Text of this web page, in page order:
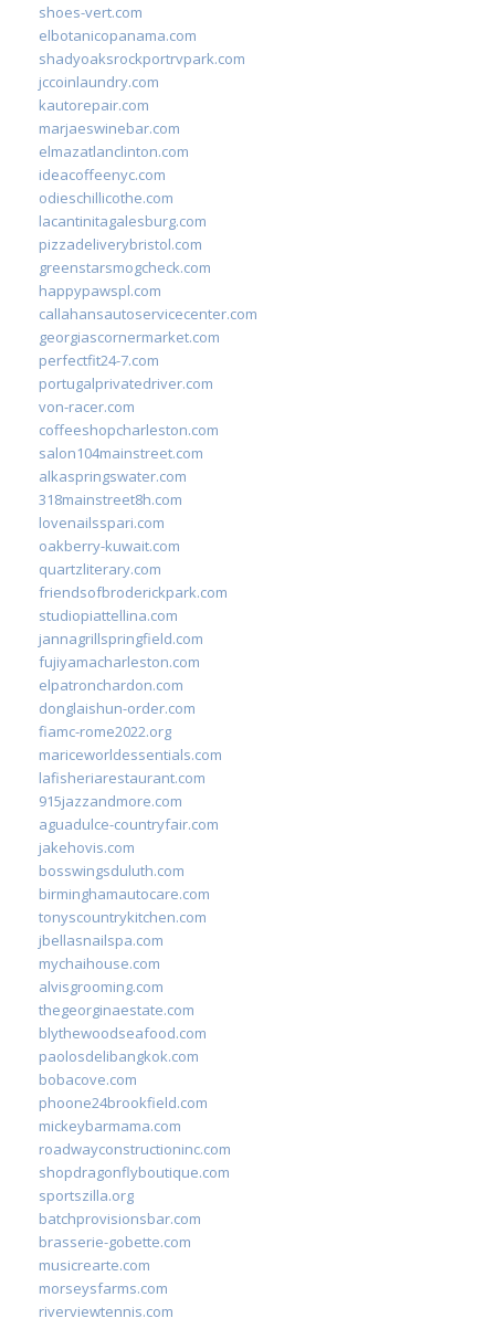
shoes-vert.com
elbotanicopanama.com
shadyoaksrockportrvpark.com
jccoinlaundry.com
kautorepair.com
marjaeswinebar.com
elmazatlanclinton.com
ideacoffeenyc.com
odieschillicothe.com
lacantinitagalesburg.com
pizzadeliverybristol.com
greenstarsmogcheck.com
happypawspl.com
callahansautoservicecenter.com
georgiascornermarket.com
perfectfit24-7.com
portugalprivatedriver.com
von-racer.com
coffeeshopcharleston.com
salon104mainstreet.com
alkaspringswater.com
318mainstreet8h.com
lovenailsspari.com
oakberry-kuwait.com
quartzliterary.com
friendsofbroderickpark.com
studiopiattellina.com
jannagrillspringfield.com
fujiyamacharleston.com
elpatronchardon.com
donglaishun-order.com
fiamc-rome2022.org
mariceworldessentials.com
lafisheriarestaurant.com
915jazzandmore.com
aguadulce-countryfair.com
jakehovis.com
bosswingsduluth.com
birminghamautocare.com
tonyscountrykitchen.com
jbellasnailspa.com
mychaihouse.com
alvisgrooming.com
thegeorginaestate.com
blythewoodseafood.com
paolosdelibangkok.com
bobacove.com
phoone24brookfield.com
mickeybarmama.com
roadwayconstructioninc.com
shopdragonflyboutique.com
sportszilla.org
batchprovisionsbar.com
brasserie-gobette.com
musicrearte.com
morseysfarms.com
riverviewtennis.com